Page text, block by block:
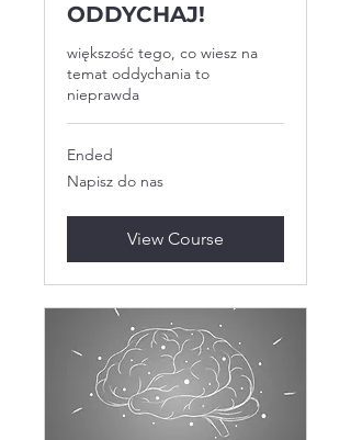
ODDYCHAJ!
większość tego, co wiesz na
temat oddychania to
nieprawda
Ended
Napisz
do
Napisz do nas
View Course